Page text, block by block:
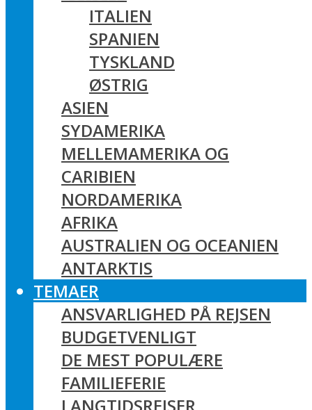
ITALIEN
SPANIEN
TYSKLAND
ØSTRIG
ASIEN
SYDAMERIKA
MELLEMAMERIKA OG
CARIBIEN
NORDAMERIKA
AFRIKA
AUSTRALIEN OG OCEANIEN
ANTARKTIS
TEMAER
ANSVARLIGHED PÅ REJSEN
BUDGETVENLIGT
DE MEST POPULÆRE
FAMILIEFERIE